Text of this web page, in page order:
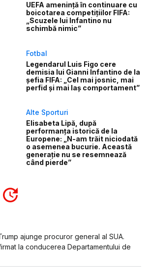
UEFA amenință în continuare cu
boicotarea competițiilor FIFA:
„Scuzele lui Infantino nu
schimbă nimic”
Fotbal
Legendarul Luis Figo cere
demisia lui Gianni Infantino de la
șefia FIFA: „Cel mai josnic, mai
perfid și mai laș comportament”
Alte Sporturi
Elisabeta Lipă, după
performanța istorică de la
Europene: „N-am trăit niciodată
o asemenea bucurie. Această
generație nu se resemnează
când pierde”
ajunge procuror general al SUA.
la conducerea Departamentului de